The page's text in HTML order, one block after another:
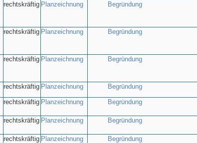
rechtskräftig Planzeichnung Begründung
rechtskräftig Planzeichnung Begründung
rechtskräftig Planzeichnung Begründung
rechtskräftig Planzeichnung Begründung
rechtskräftig Planzeichnung Begründung
rechtskräftig Planzeichnung Begründung
rechtskräftig Planzeichnung Begründung